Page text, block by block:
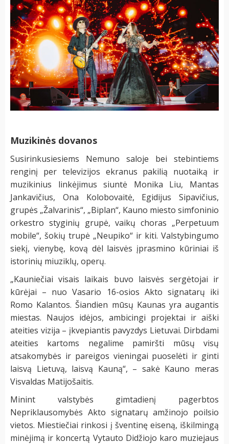
Muzikinės dovanos
Susirinkusiesiems Nemuno saloje bei stebintiems
renginį per televizijos ekranus pakilią nuotaiką ir
muzikinius linkėjimus siuntė Monika Liu, Mantas
Jankavičius, Ona Kolobovaitė, Egidijus Sipavičius,
grupės „Žalvarinis“, „Biplan“, Kauno miesto simfoninio
orkestro styginių grupė, vaikų choras „Perpetuum
mobile“, šokių trupė „Neupiko“ ir kiti. Valstybingumo
siekį, vienybę, kovą dėl laisvės įprasmino kūriniai iš
istorinių miuziklų, operų.
„Kauniečiai visais laikais buvo laisvės sergėtojai ir
kūrėjai – nuo Vasario 16-osios Akto signatarų iki
Romo Kalantos. Šiandien mūsų Kaunas yra augantis
miestas. Naujos idėjos, ambicingi projektai ir aiški
ateities vizija – įkvepiantis pavyzdys Lietuvai. Dirbdami
ateities kartoms negalime pamiršti mūsų visų
atsakomybės ir pareigos vieningai puoselėti ir ginti
laisvą Lietuvą, laisvą Kauną“, – sakė Kauno meras
Visvaldas Matijošaitis.
Minint valstybės gimtadienį pagerbtos
Nepriklausomybės Akto signatarų amžinojo poilsio
vietos. Miestiečiai rinkosi į šventinę eiseną, iškilmingą
minėjimą ir koncertą Vytauto Didžiojo karo muziejaus